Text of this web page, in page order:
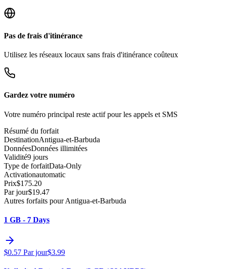
Pas de frais d'itinérance
Utilisez les réseaux locaux sans frais d'itinérance coûteux
Gardez votre numéro
Votre numéro principal reste actif pour les appels et SMS
Résumé du forfait
DestinationAntigua-et-Barbuda
DonnéesDonnées illimitées
Validité9 jours
Type de forfaitData-Only
Activationautomatic
Prix$175.20
Par jour$19.47
Autres forfaits pour Antigua-et-Barbuda
1 GB - 7 Days
$0.57 Par jour$3.99